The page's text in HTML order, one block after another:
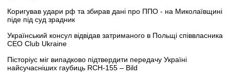
Коригував удари рф та збирав дані про ППО - на Миколаївщині
піде під суд зрадник
Український консул відвідав затриманого в Польщі співвласника
CEO Club Ukraine
Пісторіус міг випадково підтвердити передачу Україні
найсучасніших гаубиць RCH-155 – Bild